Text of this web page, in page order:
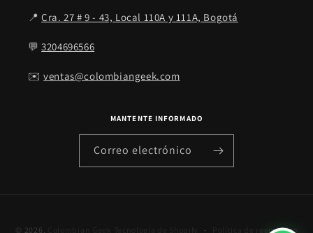
📍Cra. 27 # 9 - 43, Local 110A y 111A, Bogotá
💬3204696566
✉️ventas@colombiangeek.com
MANTENTE INFORMADO
Correo electrónico
© 2026, Política de reembolso